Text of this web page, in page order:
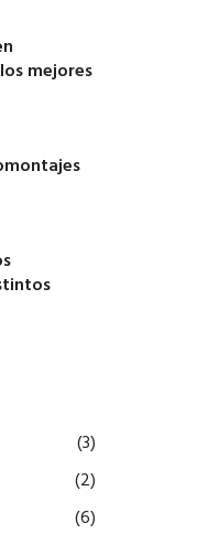
mejores
(3)
(2)
(6)